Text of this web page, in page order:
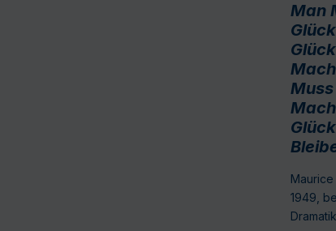
Man
1949,